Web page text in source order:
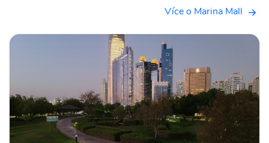
Více o Marina Mall